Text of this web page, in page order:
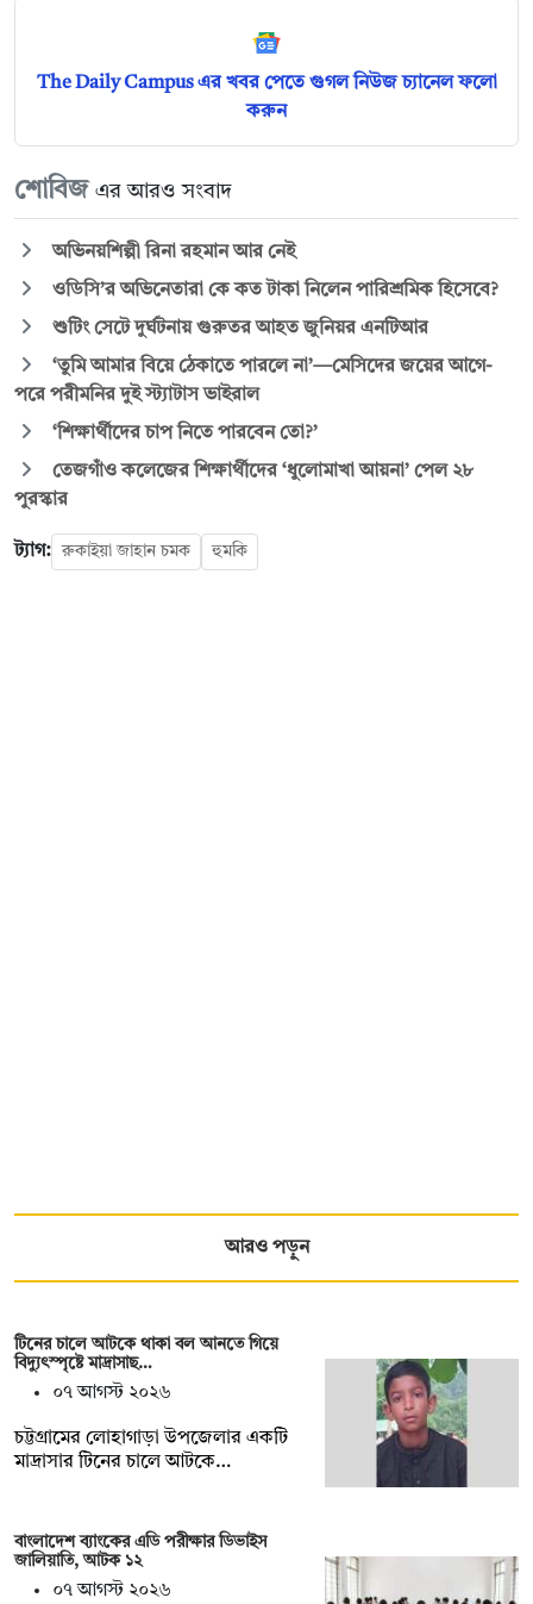
The Daily Campus এর খবর পেতে গুগল নিউজ চ্যানেল ফলো
করুন
শোবিজ এর আরও সংবাদ
অভিনয়শিল্পী রিনা রহমান আর নেই
ওডিসি’র অভিনেতারা কে কত টাকা নিলেন পারিশ্রমিক হিসেবে?
শুটিং সেটে দুর্ঘটনায় গুরুতর আহত জুনিয়র এনটিআর
‘তুমি আমার বিয়ে ঠেকাতে পারলে না’—মেসিদের জয়ের আগে-
পরে পরীমনির দুই স্ট্যাটাস ভাইরাল
‘শিক্ষার্থীদের চাপ নিতে পারবেন তো?’
তেজগাঁও কলেজের শিক্ষার্থীদের ‘ধুলোমাখা আয়না’ পেল ২৮
পুরস্কার
ট্যাগ: রুকাইয়া জাহান চমক হুমকি
আরও পড়ুন
টিনের চালে আটকে থাকা বল আনতে গিয়ে
বিদ্যুৎস্পৃষ্টে মাদ্রাসাছ…
০৭ আগস্ট ২০২৬
চট্টগ্রামের লোহাগাড়া উপজেলার একটি
মাদ্রাসার টিনের চালে আটকে…
বাংলাদেশ ব্যাংকের এডি পরীক্ষার ডিভাইস
জালিয়াতি, আটক ১২
০৭ আগস্ট ২০২৬